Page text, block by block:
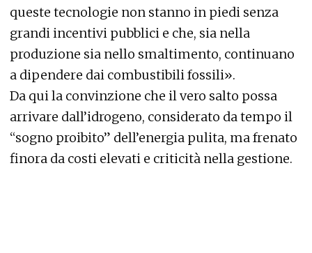
queste tecnologie non stanno in piedi senza
grandi incentivi pubblici e che, sia nella
produzione sia nello smaltimento, continuano
a dipendere dai combustibili fossili».
Da qui la convinzione che il vero salto possa
arrivare dall’idrogeno, considerato da tempo il
“sogno proibito” dell’energia pulita, ma frenato
finora da costi elevati e criticità nella gestione.